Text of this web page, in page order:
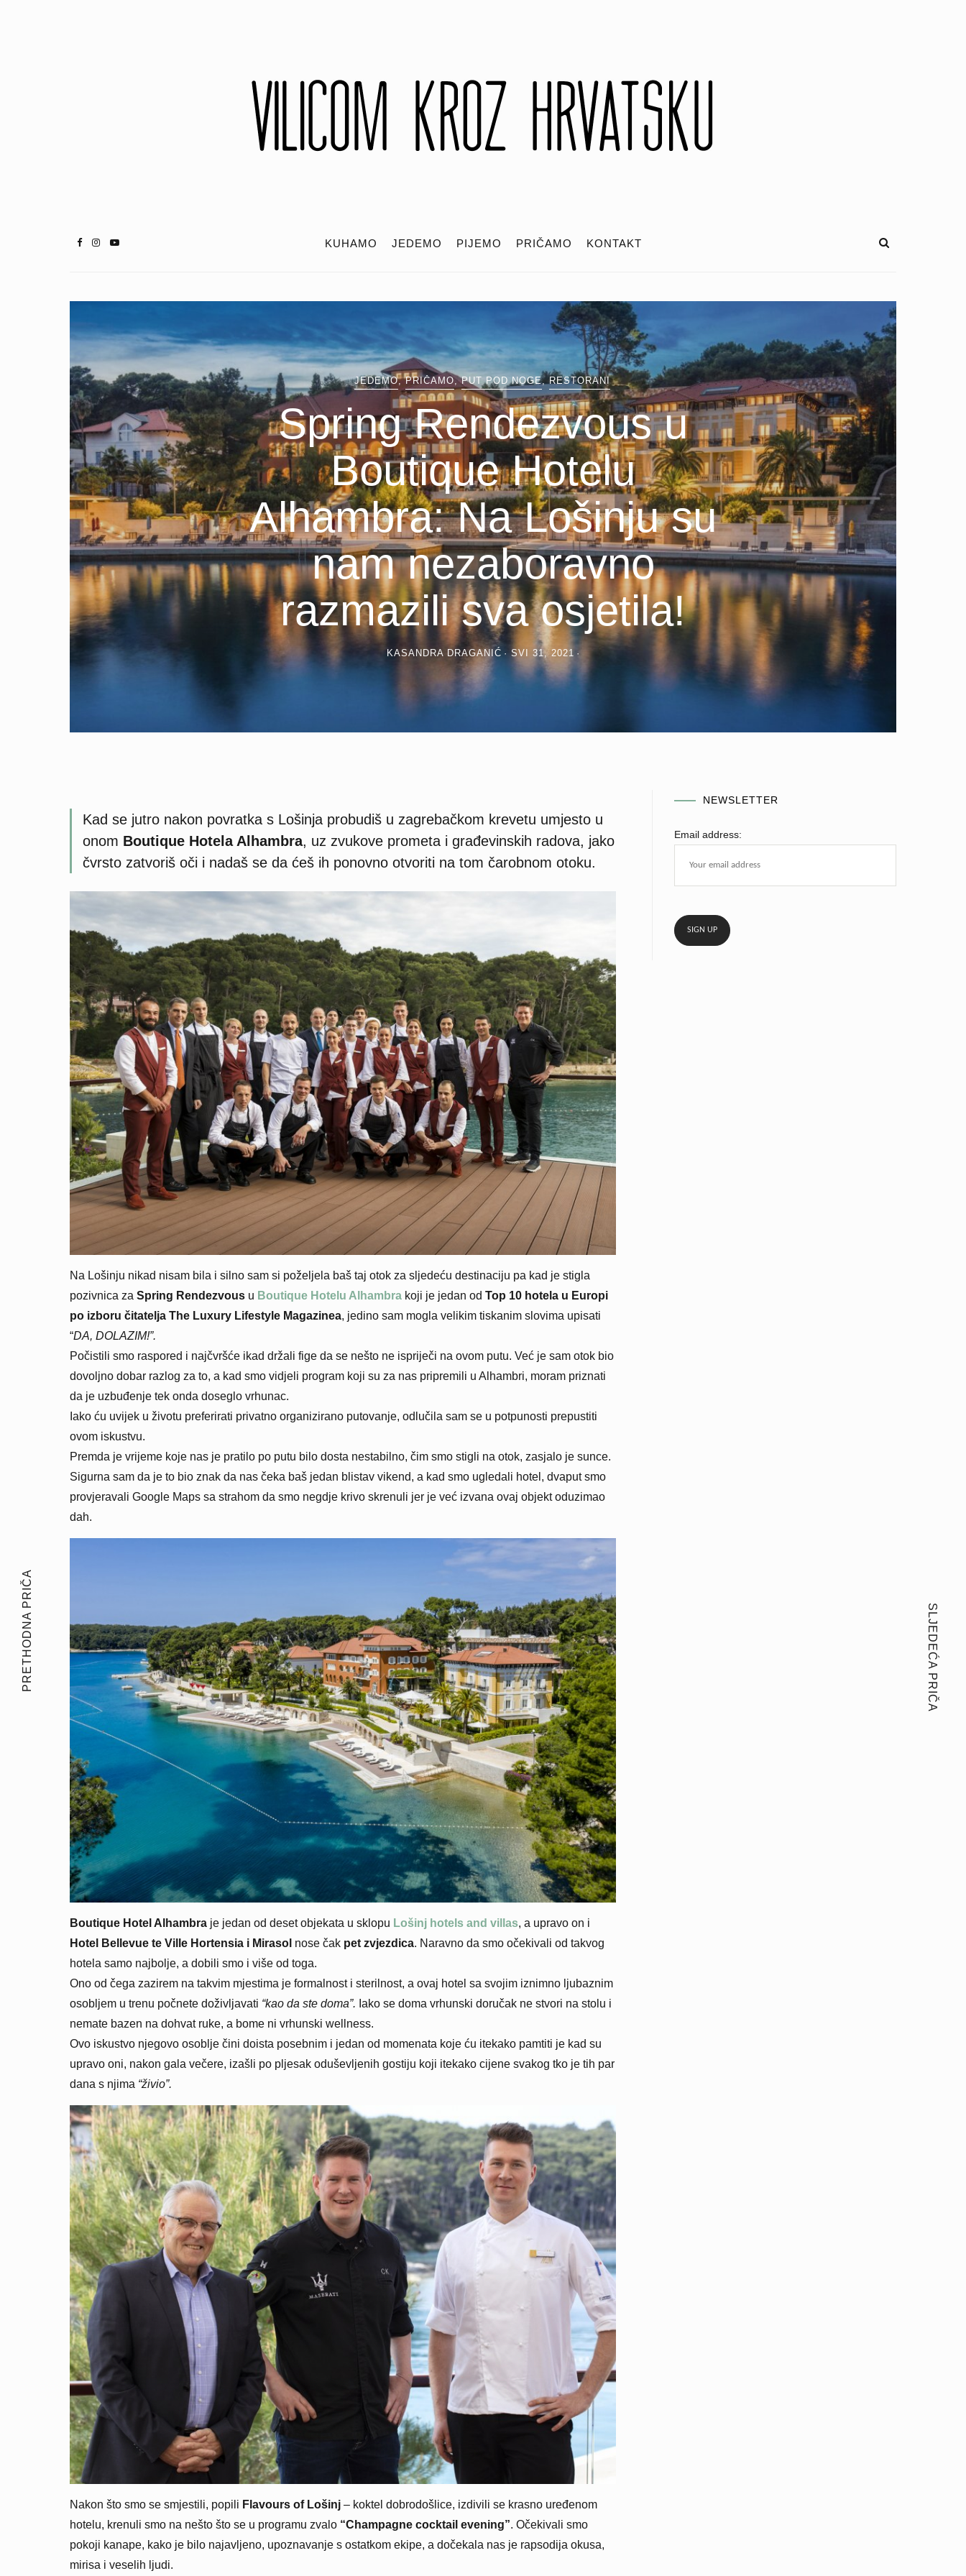
KUHAMO JEDEMO PIJEMO PRIČAMO KONTAKT
PRETHODNA PRIČA SLJEDEĆA PRIČA
JEDEMO,PRIČAMO,PUT POD NOGE, RESTORANI
Spring Rendezvous u
Boutique Hotelu
Alhambra: Na Lošinju su
nam nezaboravno
razmazili sva osjetila!
KASANDRA DRAGANIĆ SVI 31, 2021
Kad se jutro nakon povratka s Lošinja probudiš u zagrebačkom krevetu umjesto u
onom Boutique Hotela Alhambra, uz zvukove prometa i građevinskih radova, jako
čvrsto zatvoriš oči i nadaš se da ćeš ih ponovno otvoriti na tom čarobnom otoku.
Na Lošinju nikad nisam bila i silno sam si poželjela baš taj otok za sljedeću destinaciju pa kad je stigla
pozivnica za Spring Rendezvous u Boutique Hotelu Alhambra koji je jedan od Top 10 hotela u Europi
po izboru čitatelja The Luxury Lifestyle Magazinea, jedino sam mogla velikim tiskanim slovima upisati
“DA, DOLAZIM!”.
Počistili smo raspored i najčvršće ikad držali fige da se nešto ne ispriječi na ovom putu. Već je sam otok bio
dovoljno dobar razlog za to, a kad smo vidjeli program koji su za nas pripremili u Alhambri, moram priznati
da je uzbuđenje tek onda doseglo vrhunac.
Iako ću uvijek u životu preferirati privatno organizirano putovanje, odlučila sam se u potpunosti prepustiti
ovom iskustvu.
Premda je vrijeme koje nas je pratilo po putu bilo dosta nestabilno, čim smo stigli na otok, zasjalo je sunce.
Sigurna sam da je to bio znak da nas čeka baš jedan blistav vikend, a kad smo ugledali hotel, dvaput smo
provjeravali Google Maps sa strahom da smo negdje krivo skrenuli jer je već izvana ovaj objekt oduzimao
dah.
Boutique Hotel Alhambra je jedan od deset objekata u sklopu Lošinj hotels and villas, a upravo on i
Hotel Bellevue te Ville Hortensia i Mirasol nose čak pet zvjezdica. Naravno da smo očekivali od takvog
hotela samo najbolje, a dobili smo i više od toga.
Ono od čega zazirem na takvim mjestima je formalnost i sterilnost, a ovaj hotel sa svojim iznimno ljubaznim
osobljem u trenu počnete doživljavati “kao da ste doma”. Iako se doma vrhunski doručak ne stvori na stolu i
nemate bazen na dohvat ruke, a bome ni vrhunski wellness.
Ovo iskustvo njegovo osoblje čini doista posebnim i jedan od momenata koje ću itekako pamtiti je kad su
upravo oni, nakon gala večere, izašli po pljesak oduševljenih gostiju koji itekako cijene svakog tko je tih par
dana s njima “živio”.
Nakon što smo se smjestili, popili Flavours of Lošinj – koktel dobrodošlice, izdivili se krasno uređenom
hotelu, krenuli smo na nešto što se u programu zvalo “Champagne cocktail evening”. Očekivali smo
pokoji kanape, kako je bilo najavljeno, upoznavanje s ostatkom ekipe, a dočekala nas je rapsodija okusa,
mirisa i veselih ljudi.
NEWSLETTER
Email address: